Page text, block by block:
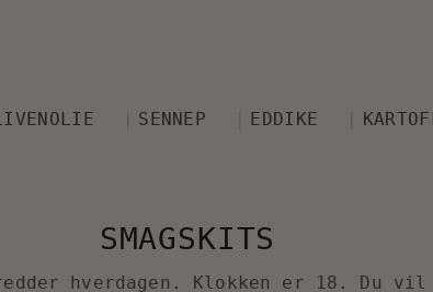
SENNEP EDDIKE
SMAGSKITS
hverdagen. Klokken er 18. Du